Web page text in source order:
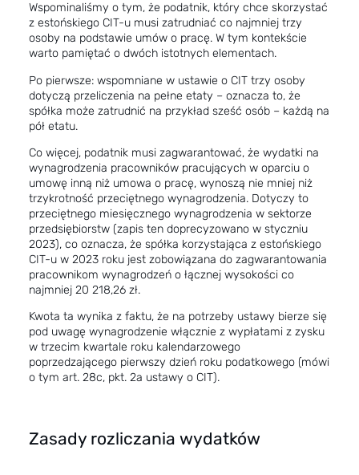
Wspominaliśmy o tym, że podatnik, który chce skorzystać
z estońskiego CIT-u musi zatrudniać co najmniej trzy
osoby na podstawie umów o pracę. W tym kontekście
warto pamiętać o dwóch istotnych elementach.
Po pierwsze: wspomniane w ustawie o CIT trzy osoby
dotyczą przeliczenia na pełne etaty – oznacza to, że
spółka może zatrudnić na przykład sześć osób – każdą na
pół etatu.
Co więcej, podatnik musi zagwarantować, że wydatki na
wynagrodzenia pracowników pracujących w oparciu o
umowę inną niż umowa o pracę, wynoszą nie mniej niż
trzykrotność przeciętnego wynagrodzenia. Dotyczy to
przeciętnego miesięcznego wynagrodzenia w sektorze
przedsiębiorstw (zapis ten doprecyzowano w styczniu
2023), co oznacza, że spółka korzystająca z estońskiego
CIT-u w 2023 roku jest zobowiązana do zagwarantowania
pracownikom wynagrodzeń o łącznej wysokości co
najmniej 20 218,26 zł.
Kwota ta wynika z faktu, że na potrzeby ustawy bierze się
pod uwagę wynagrodzenie włącznie z wypłatami z zysku
w trzecim kwartale roku kalendarzowego
poprzedzającego pierwszy dzień roku podatkowego (mówi
o tym art. 28c, pkt. 2a ustawy o CIT).
Zasady rozliczania wydatków